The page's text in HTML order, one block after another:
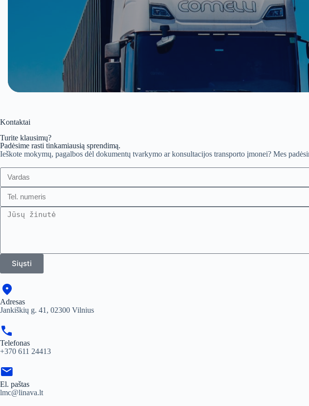
Kontaktai
Turite klausimų?
Padėsime rasti tinkamiausią sprendimą.
Ieškote mokymų, pagalbos dėl dokumentų tvarkymo ar konsultacijos transporto įmonei? Mes
Siųsti
location_on
Adresas
Jankiškių g. 41, 02300 Vilnius
call
Telefonas
+370 611 24413
mail
El. paštas
lmc@linava.lt